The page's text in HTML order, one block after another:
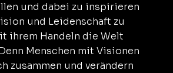
und dabei zu inspirieren
und Leidenschaft zu
ihrem Handeln die Welt
Menschen mit Visionen
zusammen und verändern